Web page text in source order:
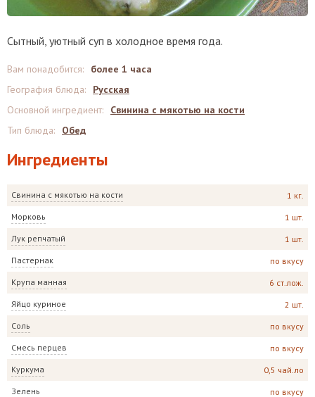
Сытный, уютный суп в холодное время года.
Ингредиенты
Свинина с мякотью на кости 1 кг.
Морковь 1 шт.
Лук репчатый 1 шт.
Пастернак по вкусу
Крупа манная 6 ст.лож.
Яйцо куриное 2 шт.
Соль по вкусу
Смесь перцев по вкусу
Куркума 0,5 чай.ло
Зелень по вкусу
Вам понадобится:
более 1 часа
География блюда:
Русская
Основной ингредиент:
Свинина с мякотью на кости
Тип блюда: Обед